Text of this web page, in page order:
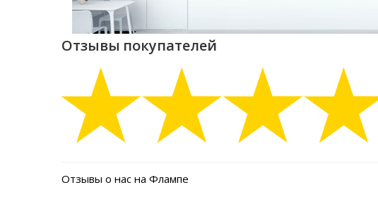
Отзывы покупателей
Отзывы о нас на Флампе